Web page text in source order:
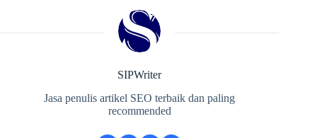
SIPWriter
Jasa penulis artikel SEO terbaik dan paling
recommended